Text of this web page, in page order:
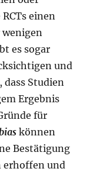
einen
es sogar
und
Studien
Ergebnis
für
können
Bestätigung
erhoffen und